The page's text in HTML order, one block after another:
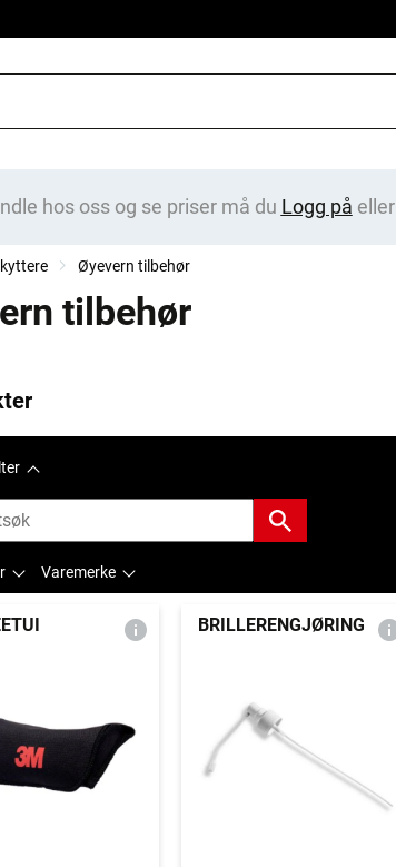
hos oss og se priser må du Logg på eller
Øyevern tilbehør
tilbehør
Varemerke
BRILLERENGJØRING